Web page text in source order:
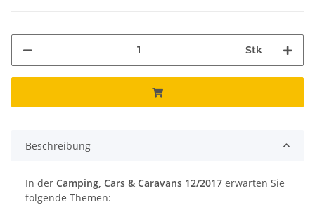
Stk
Beschreibung
In der Camping, Cars & Caravans 12/2017 erwarten Sie
folgende Themen: